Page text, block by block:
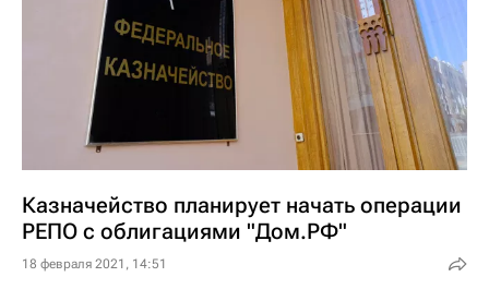
Казначейство планирует начать операции
РЕПО с облигациями "Дом.РФ"
18 февраля 2021, 14:51